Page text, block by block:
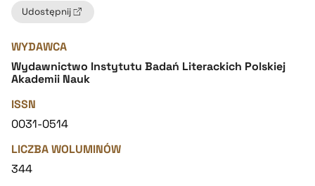
Udostępnij
WYDAWCA
Wydawnictwo Instytutu Badań Literackich Polskiej
Akademii Nauk
ISSN
0031-0514
LICZBA WOLUMINÓW
344